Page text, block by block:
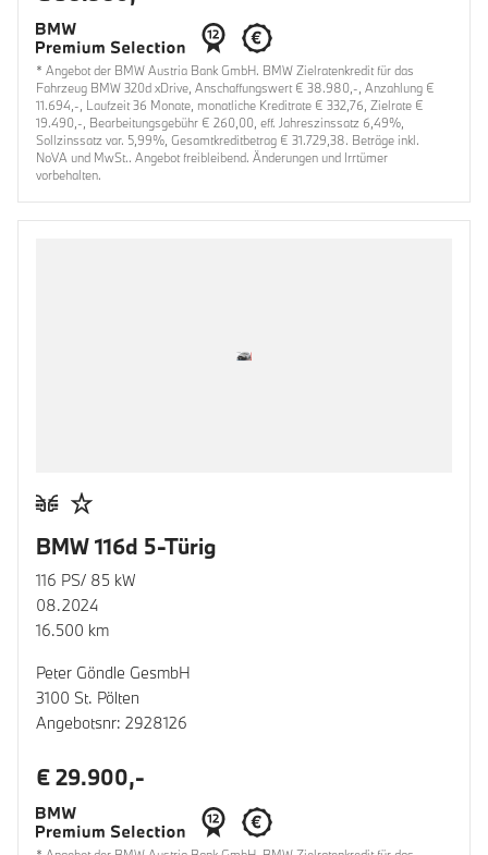
* Angebot der BMW Austria Bank GmbH. BMW Zielratenkredit für das
Fahrzeug BMW 320d xDrive, Anschaffungswert € 38.980,-, Anzahlung €
11.694,-, Laufzeit 36 Monate, monatliche Kreditrate € 332,76, Zielrate €
19.490,-, Bearbeitungsgebühr € 260,00, eff. Jahreszinssatz 6,49%,
Sollzinssatz var. 5,99%, Gesamtkreditbetrag € 31.729,38. Beträge inkl.
NoVA und MwSt.. Angebot freibleibend. Änderungen und Irrtümer
vorbehalten.
BMW 116d 5-Türig
116 PS/ 85 kW
08.2024
16.500 km
Peter Göndle GesmbH
3100 St. Pölten
Angebotsnr: 2928126
€ 29.900,-